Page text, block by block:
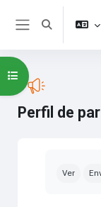
Salta al contenido
Selector de
Perfil de
Abrir índice del curso
Ver